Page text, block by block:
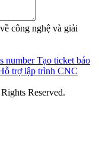
công nghệ và giải
number Tạo ticket báo
trợ lập trình CNC
Reserved.